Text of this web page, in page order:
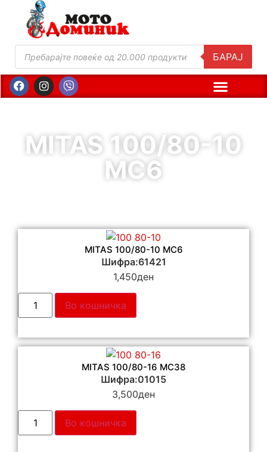
БАРАЈ
MITAS 100/80-10
MC6
MITAS 100/80-10 MC6
Шифра:61421
1,450ден
Во кошничка
MITAS 100/80-16 MC38
Шифра:01015
3,500ден
Во кошничка